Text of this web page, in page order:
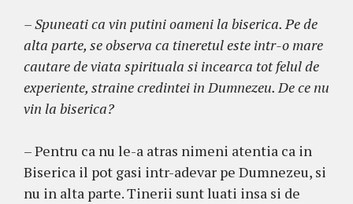
– Spuneati ca vin putini oameni la biserica. Pe de
alta parte, se observa ca tineretul este intr-o mare
cautare de viata spirituala si incearca tot felul de
experiente, straine credintei in Dumnezeu. De ce nu
vin la biserica?
– Pentru ca nu le-a atras nimeni atentia ca in
Biserica il pot gasi intr-adevar pe Dumnezeu, si
nu in alta parte. Tinerii sunt luati insa si de